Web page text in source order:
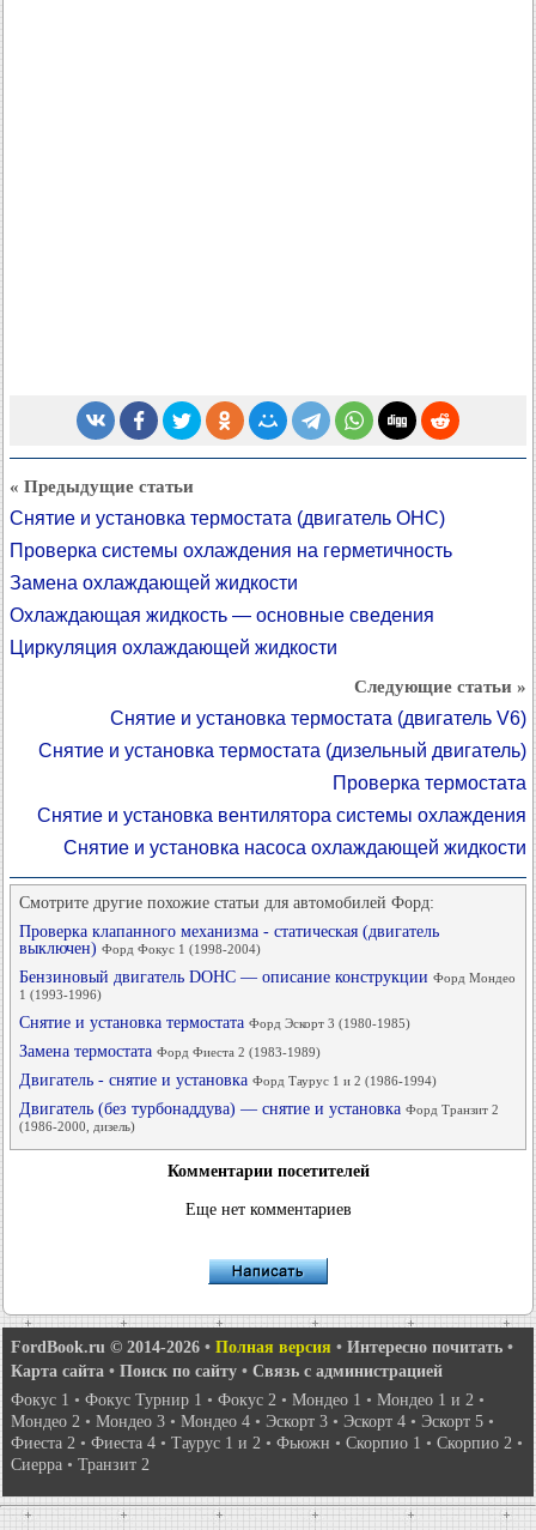
« Предыдущие статьи
Снятие и установка термостата (двигатель OHC)
Проверка системы охлаждения на герметичность
Замена охлаждающей жидкости
Охлаждающая жидкость — основные сведения
Циркуляция охлаждающей жидкости
Следующие статьи »
Снятие и установка термостата (двигатель V6)
Снятие и установка термостата (дизельный двигатель)
Проверка термостата
Снятие и установка вентилятора системы охлаждения
Снятие и установка насоса охлаждающей жидкости
Смотрите другие похожие статьи для автомобилей Форд:
Проверка клапанного механизма - статическая (двигатель
выключен) Форд Фокус 1 (1998-2004)
Бензиновый двигатель DOHC — описание конструкции Форд Мондео
1 (1993-1996)
Снятие и установка термостата Форд Эскорт 3 (1980-1985)
Замена термостата Форд Фиеста 2 (1983-1989)
Двигатель - снятие и установка Форд Таурус 1 и 2 (1986-1994)
Двигатель (без турбонаддува) — снятие и установка Форд Транзит 2
(1986-2000, дизель)
Комментарии посетителей
Еще нет комментариев
FordBook.ru © 2014-2026 • Полная версия • Интересно почитать •
Карта сайта • Поиск по сайту • Связь с администрацией
Фокус 1 • Фокус Турнир 1 • Фокус 2 • Мондео 1 • Мондео 1 и 2 •
Мондео 2 • Мондео 3 • Мондео 4 • Эскорт 3 • Эскорт 4 • Эскорт 5 •
Фиеста 2 • Фиеста 4 • Таурус 1 и 2 • Фьюжн • Скорпио 1 • Скорпио 2 •
Сиерра • Транзит 2